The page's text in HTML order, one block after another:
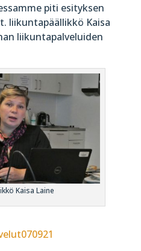
piti esityksen
liikuntapäällikkö Kaisa
liikuntapalveluiden
Kaisa Laine